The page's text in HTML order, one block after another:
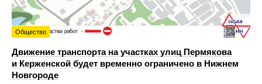
Общество
Движение транспорта на участках улиц Пермякова
и Керженской будет временно ограничено в Нижнем
Новгороде